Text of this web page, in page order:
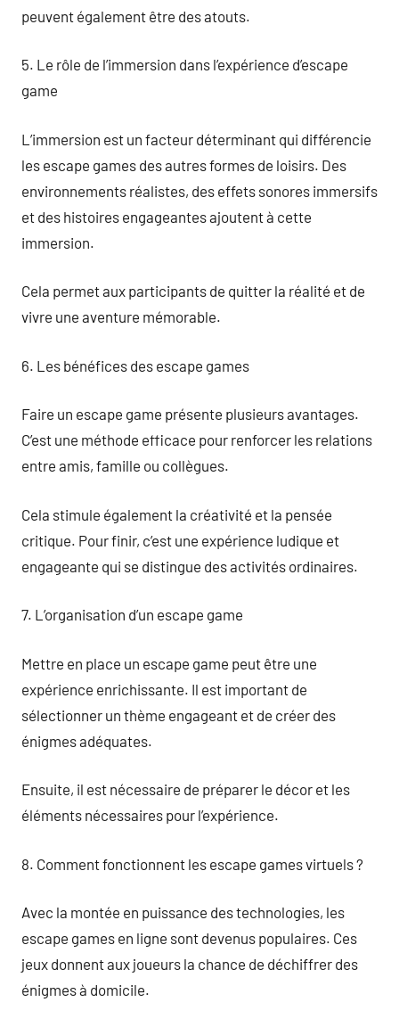
peuvent également être des atouts.
5. Le rôle de l’immersion dans l’expérience d’escape
game
L’immersion est un facteur déterminant qui différencie
les escape games des autres formes de loisirs. Des
environnements réalistes, des effets sonores immersifs
et des histoires engageantes ajoutent à cette
immersion.
Cela permet aux participants de quitter la réalité et de
vivre une aventure mémorable.
6. Les bénéfices des escape games
Faire un escape game présente plusieurs avantages.
C’est une méthode efficace pour renforcer les relations
entre amis, famille ou collègues.
Cela stimule également la créativité et la pensée
critique. Pour finir, c’est une expérience ludique et
engageante qui se distingue des activités ordinaires.
7. L’organisation d’un escape game
Mettre en place un escape game peut être une
expérience enrichissante. Il est important de
sélectionner un thème engageant et de créer des
énigmes adéquates.
Ensuite, il est nécessaire de préparer le décor et les
éléments nécessaires pour l’expérience.
8. Comment fonctionnent les escape games virtuels ?
Avec la montée en puissance des technologies, les
escape games en ligne sont devenus populaires. Ces
jeux donnent aux joueurs la chance de déchiffrer des
énigmes à domicile.